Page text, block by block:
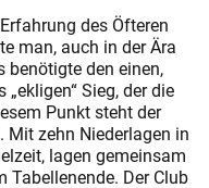
des Öfteren
man, auch in der Ära
benötigte den einen,
Sieg, der die
Punkt steht der
Mit zehn Niederlagen in
lagen gemeinsam
Tabellenende. Der Club